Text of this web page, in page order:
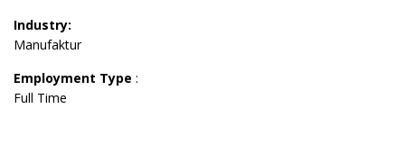
Industry:
Manufaktur
Employment Type :
Full Time